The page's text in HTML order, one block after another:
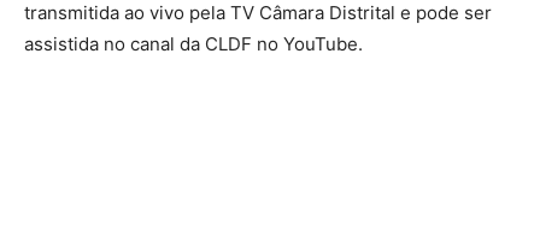
transmitida ao vivo pela TV Câmara Distrital e pode ser
assistida no canal da CLDF no YouTube.